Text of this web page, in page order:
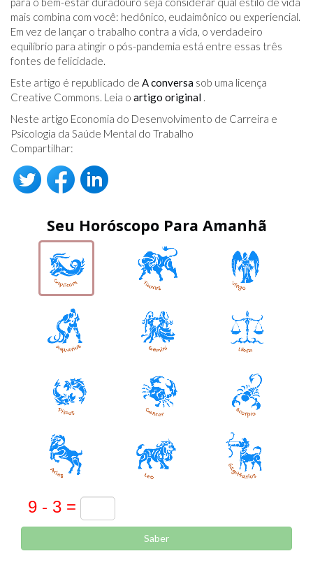
mais combina com você: hedônico, eudaimônico ou experiencial.
Em vez de lançar o trabalho contra a vida, o verdadeiro
equilíbrio para atingir o pós-pandemia está entre essas três
fontes de felicidade.
Este artigo é republicado de A conversa sob uma licença
Creative Commons. Leia o artigo original .
Neste artigo Economia do Desenvolvimento de Carreira e
Psicologia da Saúde Mental do Trabalho
Compartilhar:
Seu Horóscopo Para Amanhã
Saber